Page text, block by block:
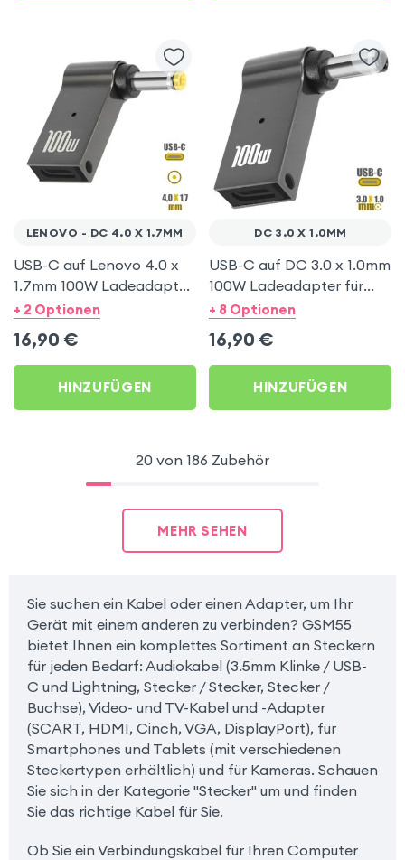
LENOVO - DC 4.0 X 1.7MM
USB-C auf Lenovo 4.0 x
1.7mm 100W Ladeadapter,
Gelber Stecker – Grau
+ 2 Optionen
16,90 €
HINZUFÜGEN
DC 3.0 X 1.0MM
USB-C auf DC 3.0 x 1.0mm
100W Ladeadapter für
Acer Computer
+ 8 Optionen
16,90 €
HINZUFÜGEN
20 von 186 Zubehör
MEHR SEHEN
Sie suchen ein Kabel oder einen Adapter, um Ihr
Gerät mit einem anderen zu verbinden? GSM55
bietet Ihnen ein komplettes Sortiment an Steckern
für jeden Bedarf: Audiokabel (3.5mm Klinke / USB-
C und Lightning, Stecker / Stecker, Stecker /
Buchse), Video- und TV-Kabel und -Adapter
(SCART, HDMI, Cinch, VGA, DisplayPort), für
Smartphones und Tablets (mit verschiedenen
Steckertypen erhältlich) und für Kameras. Schauen
Sie sich in der Kategorie "Stecker" um und finden
Sie das richtige Kabel für Sie.
Ob Sie ein Verbindungskabel für Ihren Computer